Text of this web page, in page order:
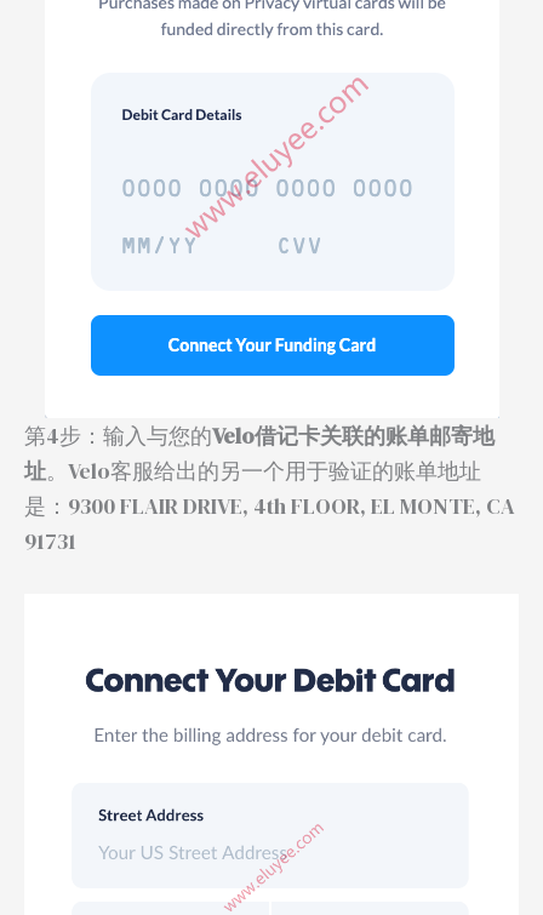
第4步：输入与您的Velo借记卡关联的账单邮寄地
址。Velo客服给出的另一个用于验证的账单地址
是：9300 FLAIR DRIVE, 4th FLOOR, EL MONTE, CA
91731